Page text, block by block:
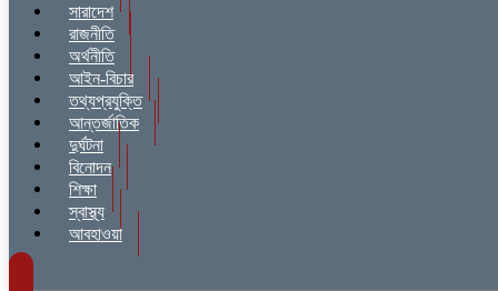
সারাদেশ
রাজনীতি
অর্থনীতি
আইন-বিচার
তথ্যপ্রযুক্তি
আন্তর্জাতিক
দুর্ঘটনা
বিনোদন
শিক্ষা
স্বাস্থ্য
আবহাওয়া